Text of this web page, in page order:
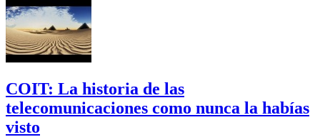
COIT: La historia de las
telecomunicaciones como nunca la habías
visto